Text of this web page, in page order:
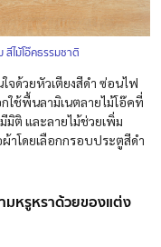
ไม้โอ๊คธรรมชาติ
จด้วยหัวเตียงสีดำ ซ่อนไฟ
ใช้พื้นลามิเนตลายไม้โอ๊คที่
มิติ และลายไม้ช่วยเพิ่ม
าโดยเลือกกรอบประตูสีดำ
มหรูหราด้วยของแต่ง